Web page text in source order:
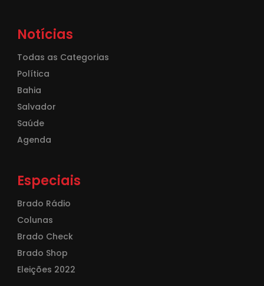
Notícias
Todas as Categorias
Política
Bahia
Salvador
Saúde
Agenda
Especiais
Brado Rádio
Colunas
Brado Check
Brado Shop
Eleições 2022